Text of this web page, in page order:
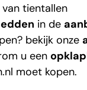
van uw
tientallen
in de
bekijk onze
u een